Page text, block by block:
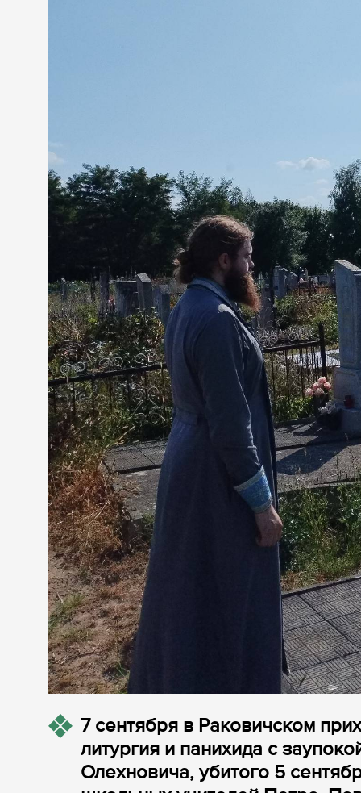
7 сентября в Раковичском
литургия и панихида с
Олехновича, убитого 5